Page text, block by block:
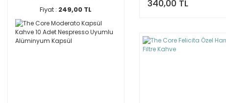
Fiyat : 249,00 TL 340,00 TL